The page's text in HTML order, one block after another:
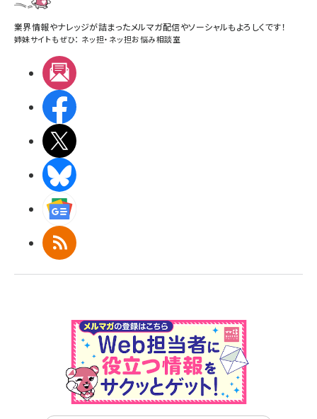
業界情報やナレッジが詰まったメルマガ配信やソーシャルもよろしくです！
姉妹サイトもぜひ： ネッ担・ ネッ担お悩み相談室
RSS